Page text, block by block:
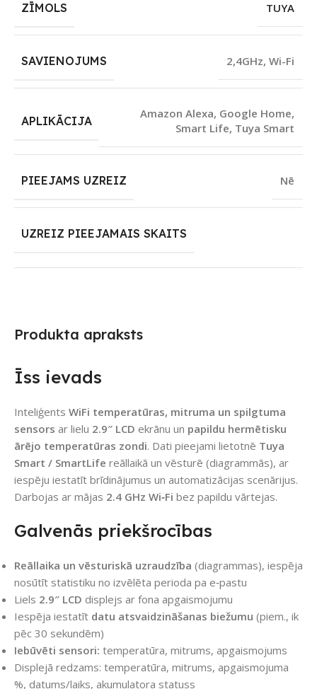
Produkta apraksts
Īss ievads
Inteliģents WiFi temperatūras, mitruma un spilgtuma
sensors ar lielu 2.9″ LCD ekrānu un papildu hermētisku
ārējo temperatūras zondi. Dati pieejami lietotnē Tuya
Smart / SmartLife reāllaikā un vēsturē (diagrammās), ar
iespēju iestatīt brīdinājumus un automatizācijas scenārijus.
Darbojas ar mājas 2.4 GHz Wi‑Fi bez papildu vārtejas.
Galvenās priekšrocības
Reāllaika un vēsturiskā uzraudzība (diagrammas), iespēja
nosūtīt statistiku no izvēlēta perioda pa e‑pastu
Liels 2.9″ LCD displejs ar fona apgaismojumu
Iespēja iestatīt datu atsvaidzināšanas biežumu (piem., ik
pēc 30 sekundēm)
Iebūvēti sensori: temperatūra, mitrums, apgaismojums
Displejā redzams: temperatūra, mitrums, apgaismojuma
%, datums/laiks, akumulatora statuss
ZĪMOLS TUYA
SAVIENOJUMS 2,4GHz, Wi-Fi
APLIKĀCIJA
Amazon Alexa, Google Home,
Smart Life, Tuya Smart
PIEEJAMS UZREIZ Nē
UZREIZ PIEEJAMAIS SKAITS